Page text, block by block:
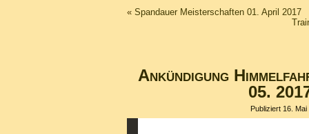
« Spandauer Meisterschaften 01. April 2017
Ankündigung
05.
Publiziert 16. Mai